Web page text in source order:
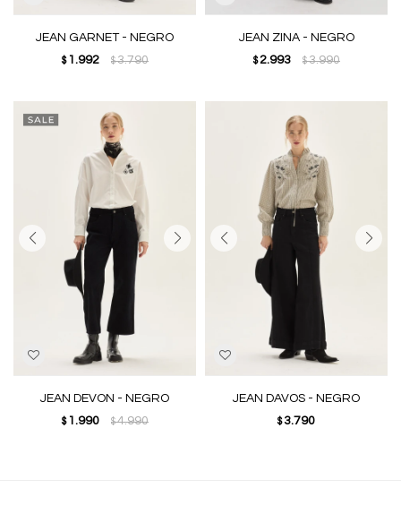
JEAN GARNET - NEGRO
$ 1.992 $3.790
JEAN ZINA - NEGRO
$ 2.993 $3.990
JEAN DEVON - NEGRO
$ 1.990 $4.990
JEAN DAVOS - NEGRO
$3.790